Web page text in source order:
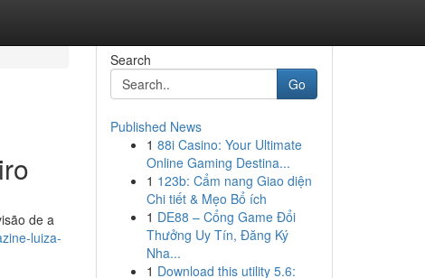
de a
luiza-
Search
Go
Published News
1 88i Casino: Your Ultimate
Online Gaming Destina...
1 123b: Cẩm nang Giao diện
Chi tiết & Mẹo Bổ ích
1 DE88 – Cổng Game Đổi
Thưởng Uy Tín, Đăng Ký
Nha...
1 Download this utility 5.6: